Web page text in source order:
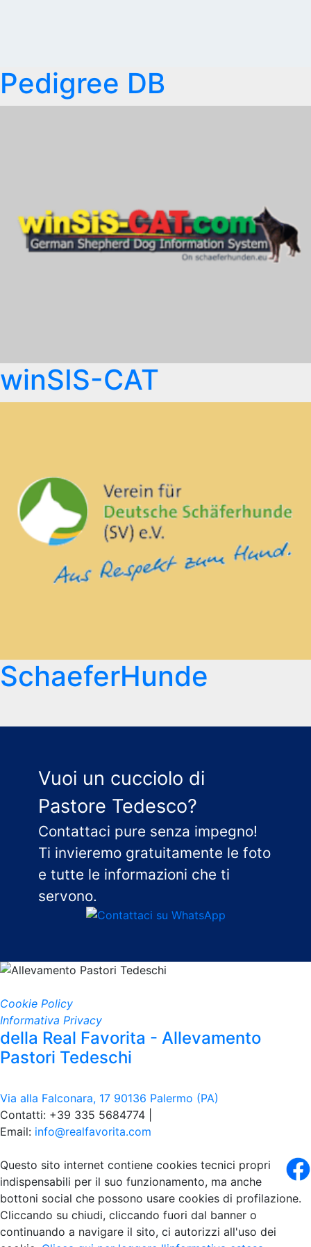
Pedigree DB
winSIS-CAT
SchaeferHunde
Vuoi un cucciolo di
Pastore Tedesco?
Contattaci pure senza impegno!
Ti invieremo gratuitamente le foto
e tutte le informazioni che ti
servono.
Cookie Policy
Informativa Privacy
della Real Favorita - Allevamento
Pastori Tedeschi
Via alla Falconara, 17 90136 Palermo (PA)
Contatti: +39 335 5684774 |
Email: info@realfavorita.com
Questo sito internet contiene cookies tecnici propri
indispensabili per il suo funzionamento, ma anche
bottoni social che possono usare cookies di profilazione.
Cliccando su chiudi, cliccando fuori dal banner o
continuando a navigare il sito, ci autorizzi all'uso dei